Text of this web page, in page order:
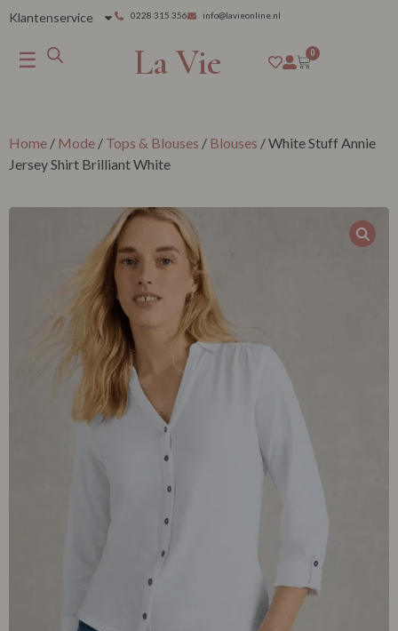
Klantenservice 0228 315 356 info@lavieonline.nl
☰ La Vie 0
Home / Mode / Tops & Blouses / Blouses / White Stuff Annie
Jersey Shirt Brilliant White